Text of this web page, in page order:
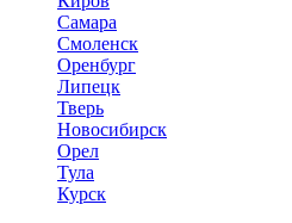
Самара
Смоленск
Оренбург
Липецк
Тверь
Новосибирск
Орел
Тула
Курск